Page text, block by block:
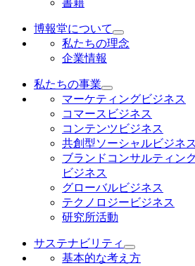
書籍
博報堂について
私たちの理念
企業情報
私たちの事業
マーケティングビジネス
コマースビジネス
コンテンツビジネス
共創型ソーシャルビジネス
ブランドコンサルティン
ビジネス
グローバルビジネス
テクノロジービジネス
研究所活動
サステナビリティ
基本的な考え方